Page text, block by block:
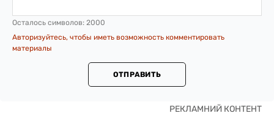
Осталось символов: 2000
Авторизуйтесь, чтобы иметь возможность комментировать
материалы
ОТПРАВИТЬ